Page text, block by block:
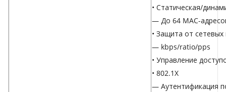
• Статическая/
— До 64 MAC-
• Защита от
— kbps/ratio/pps
• Управление
• 802.1X
— Аутентификация